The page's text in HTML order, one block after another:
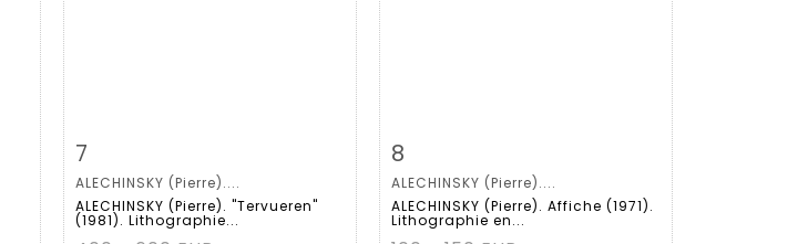
Fiche détaillée
7
ALECHINSKY (Pierre)....
ALECHINSKY (Pierre). "Tervueren"
(1981). Lithographie...
Fiche détaillée
8
ALECHINSKY (Pierre)....
ALECHINSKY (Pierre). Affiche (1971).
Lithographie en...